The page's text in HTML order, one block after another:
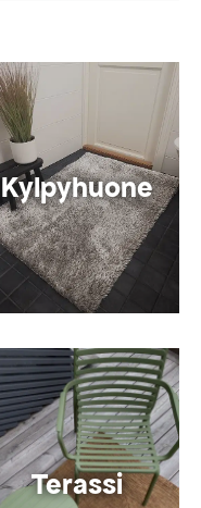
Kylpyhuone
Terassi